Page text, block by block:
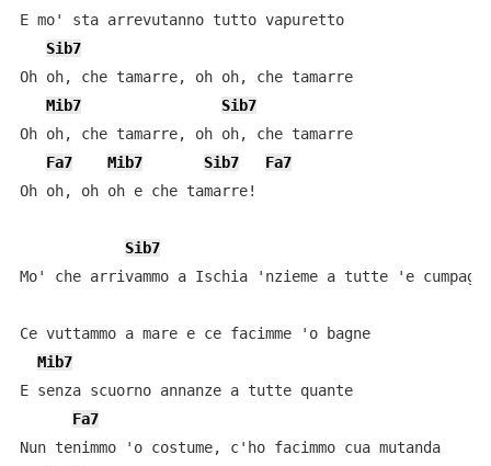
E mo' sta arrevutanno tutto vapuretto
Sib7
Oh oh, che tamarre, oh oh, che tamarre
Mib7
Sib7
Oh oh, che tamarre, oh oh, che tamarre
Fa7
Mib7 Sib7
Fa7
Oh oh, oh oh e che tamarre!
Sib7
Mo' che arrivammo a Ischia 'nzieme a tutte 'e
Ce vuttammo a mare e ce facimme 'o bagne
Mib7
E senza scuorno annanze a tutte quante
Fa7
Nun tenimmo 'o costume, c'ho facimmo cua mutanda